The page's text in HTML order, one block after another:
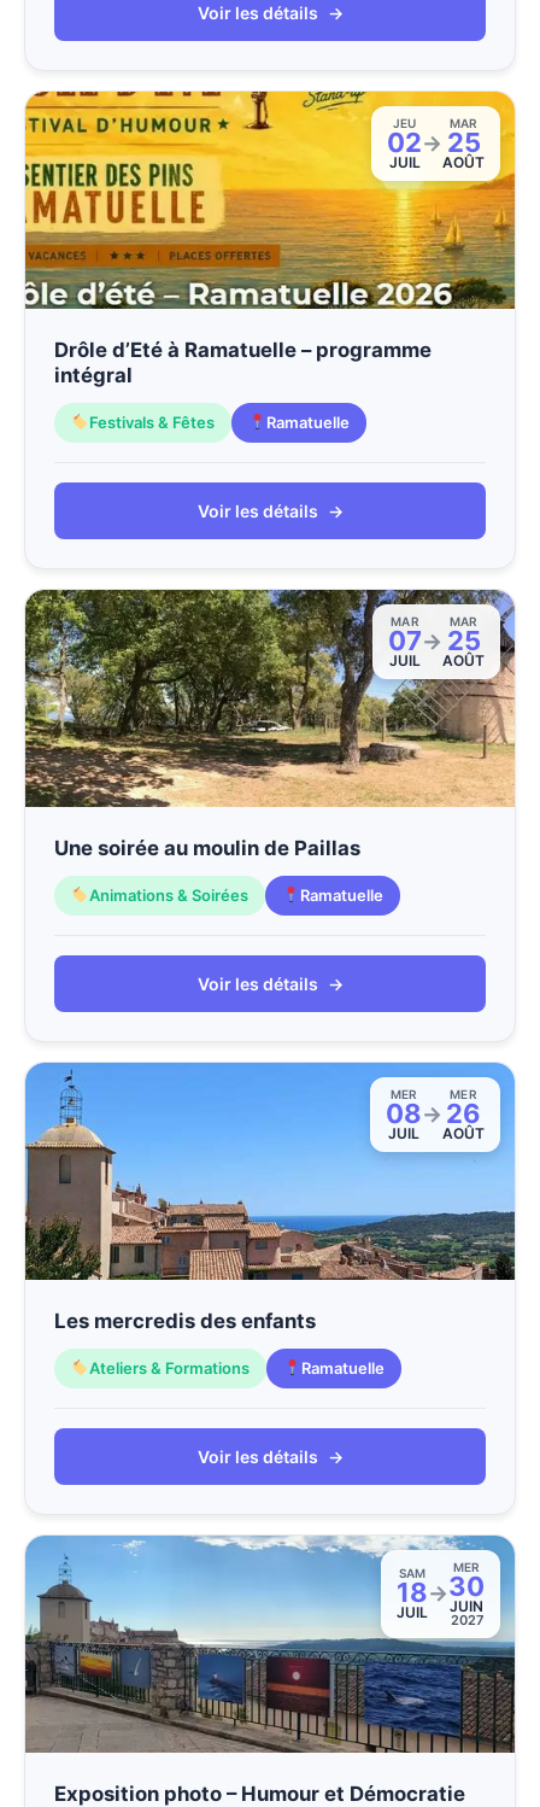
Voir les détails →
JEU
02
JUIL
→
MAR
25
AOÛT
Drôle d’Eté à Ramatuelle – programme
intégral
Festivals & Fêtes Ramatuelle
Voir les détails →
MAR
07
JUIL
→
MAR
25
AOÛT
Une soirée au moulin de Paillas
Animations & Soirées Ramatuelle
Voir les détails →
MER
08
JUIL
→
MER
26
AOÛT
Les mercredis des enfants
Ateliers & Formations Ramatuelle
Voir les détails →
SAM
18
JUIL
→
MER
30
JUIN
2027
Exposition photo – Humour et Démocratie